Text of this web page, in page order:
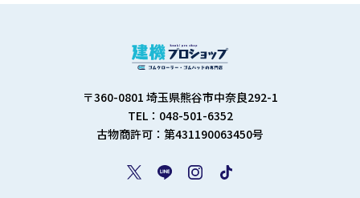
〒360-0801 埼玉県熊谷市中奈良292-1
TEL：048-501-6352
古物商許可：第431190063450号